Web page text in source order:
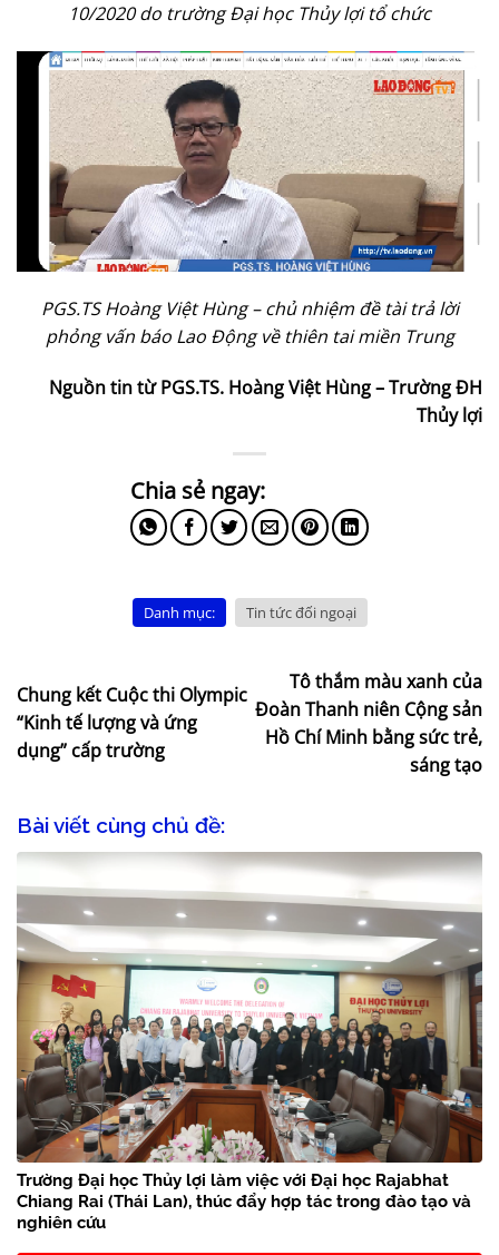
10/2020 do trường Đại học Thủy lợi tổ chức
PGS.TS Hoàng Việt Hùng – chủ nhiệm đề tài trả lời
phỏng vấn báo Lao Động về thiên tai miền Trung
Nguồn tin từ PGS.TS. Hoàng Việt Hùng – Trường ĐH
Thủy lợi
Danh mục: Tin tức đối ngoại
Chung kết Cuộc thi Olympic
“Kinh tế lượng và ứng
dụng” cấp trường
Tô thắm màu xanh của
Đoàn Thanh niên Cộng sản
Hồ Chí Minh bằng sức trẻ,
sáng tạo
Bài viết cùng chủ đề:
Trường Đại học Thủy lợi làm việc với Đại học Rajabhat
Chiang Rai (Thái Lan), thúc đẩy hợp tác trong đào tạo và
nghiên cứu